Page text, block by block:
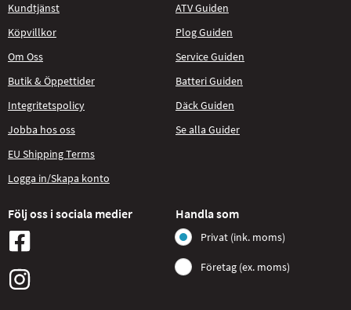
Kundtjänst
Köpvillkor
Om Oss
Butik & Öppettider
Integritetspolicy
Jobba hos oss
EU Shipping Terms
Logga in/Skapa konto
ATV Guiden
Plog Guiden
Service Guiden
Batteri Guiden
Däck Guiden
Se alla Guider
Följ oss i sociala medier Handla som
Privat (ink. moms)
Företag (ex. moms)